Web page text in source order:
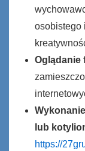
osobistego
Oglądanie
lub
https://